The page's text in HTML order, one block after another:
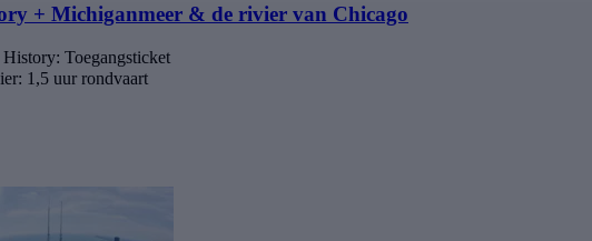
+ Michiganmeer & de rivier van Chicago
Toegangsticket
1,5 uur rondvaart